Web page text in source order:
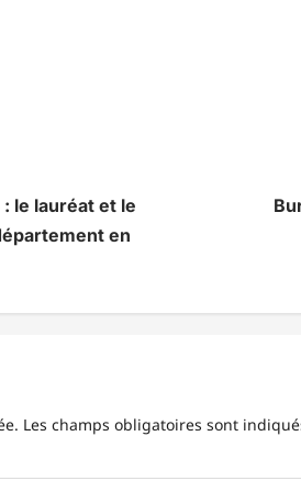
: le lauréat et le
en
Les champs obligatoires sont